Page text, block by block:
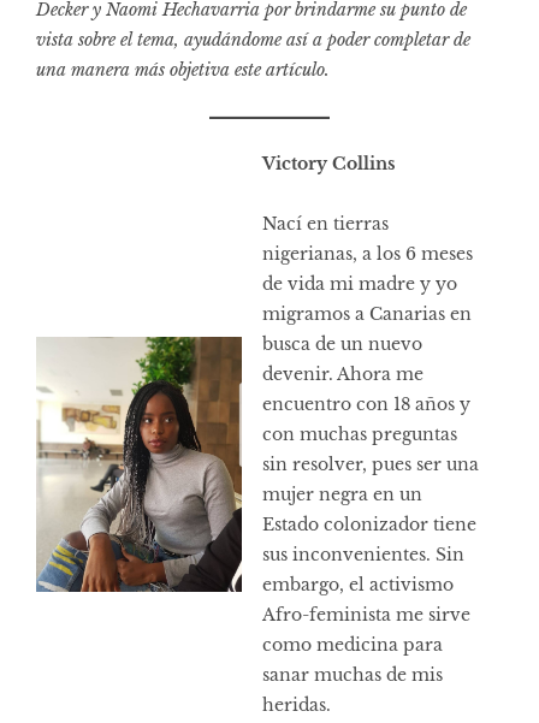
Decker y Naomi Hechavarria por brindarme su punto de
vista sobre el tema, ayudándome así a poder completar de
una manera más objetiva este artículo.
Victory Collins
Nací en tierras
nigerianas, a los 6 meses
de vida mi madre y yo
migramos a Canarias en
busca de un nuevo
devenir. Ahora me
encuentro con 18 años y
con muchas preguntas
sin resolver, pues ser una
mujer negra en un
Estado colonizador tiene
sus inconvenientes. Sin
embargo, el activismo
Afro-feminista me sirve
como medicina para
sanar muchas de mis
heridas.